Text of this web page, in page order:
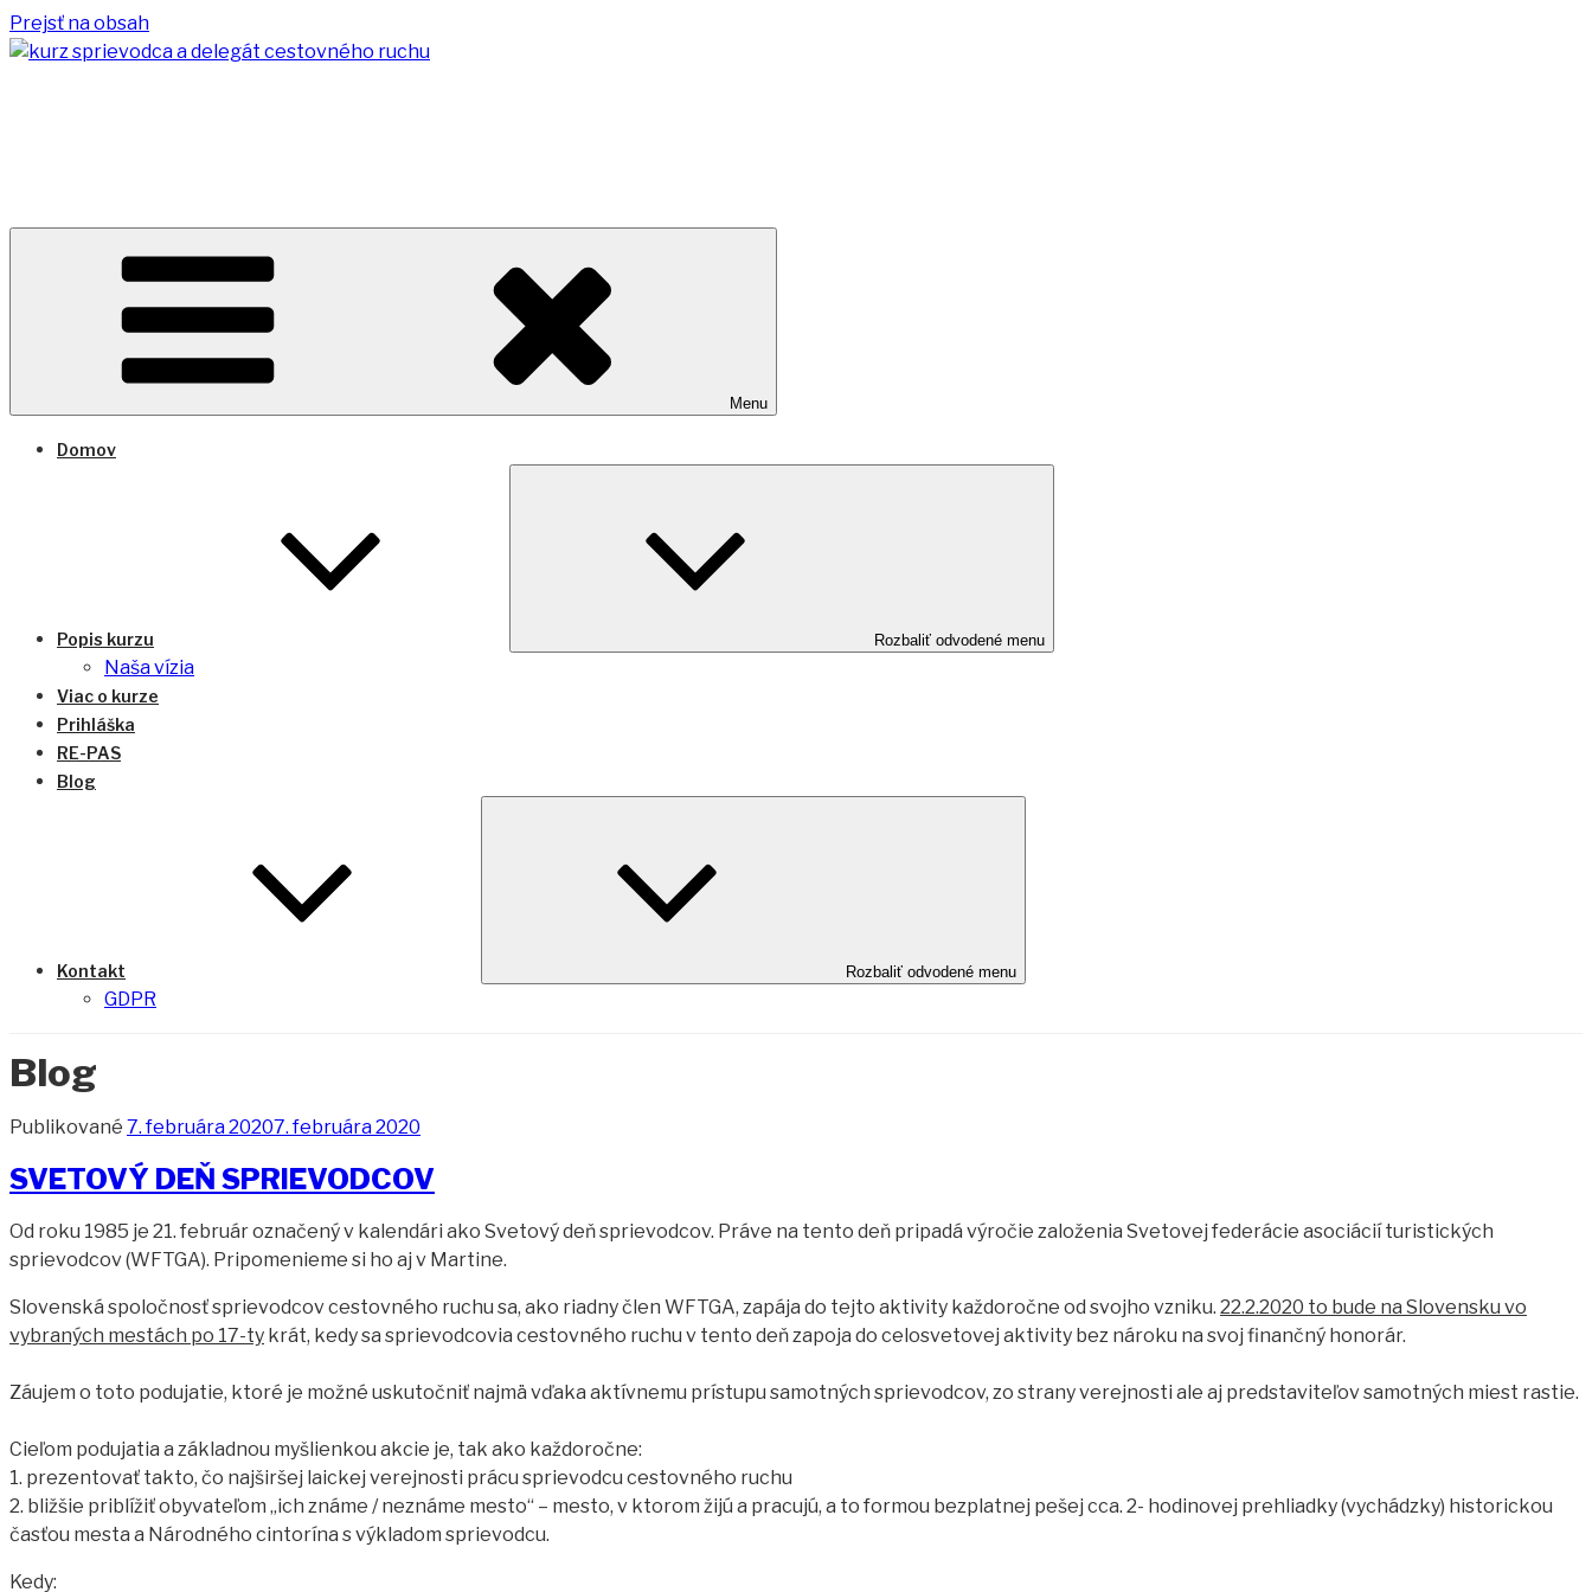
Prejsť na obsah
Menu
Domov
Popis kurzu Rozbaliť odvodené menu
Naša vízia
Viac o kurze
Prihláška
RE-PAS
Blog
Kontakt Rozbaliť odvodené menu
GDPR
Blog
Publikované 7. februára 20207. februára 2020
SVETOVÝ DEŇ SPRIEVODCOV
Od roku 1985 je 21. február označený v kalendári ako Svetový deň sprievodcov. Práve na tento deň pripadá výročie založenia Svetovej federácie asociácií turistických
sprievodcov (WFTGA). Pripomenieme si ho aj v Martine.
Slovenská spoločnosť sprievodcov cestovného ruchu sa, ako riadny člen WFTGA, zapája do tejto aktivity každoročne od svojho vzniku. 22.2.2020 to bude na Slovensku vo
vybraných mestách po 17-ty krát, kedy sa sprievodcovia cestovného ruchu v tento deň zapoja do celosvetovej aktivity bez nároku na svoj finančný honorár.
Záujem o toto podujatie, ktoré je možné uskutočniť najmä vďaka aktívnemu prístupu samotných sprievodcov, zo strany verejnosti ale aj predstaviteľov samotných miest rastie.
Cieľom podujatia a základnou myšlienkou akcie je, tak ako každoročne:
1. prezentovať takto, čo najširšej laickej verejnosti prácu sprievodcu cestovného ruchu
2. bližšie priblížiť obyvateľom „ich známe / neznáme mesto“ – mesto, v ktorom žijú a pracujú, a to formou bezplatnej pešej cca. 2- hodinovej prehliadky (vychádzky) historickou
časťou mesta a Národného cintorína s výkladom sprievodcu.
Kedy: